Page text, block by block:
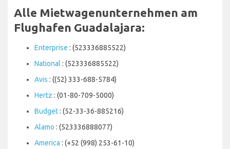
Alle Mietwagenunternehmen am
Flughafen Guadalajara:
Enterprise : (523336885522)
National : (523336885522)
Avis : ((52) 333-688-5784)
Hertz : (01-80-709-5000)
Budget: (52-33-36-885216)
Alamo : (523336888077)
America : (+52 (998) 253-61-10)